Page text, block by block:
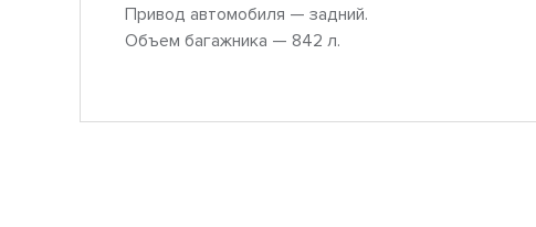
Привод автомобиля — задний.
Объем багажника — 842 л.